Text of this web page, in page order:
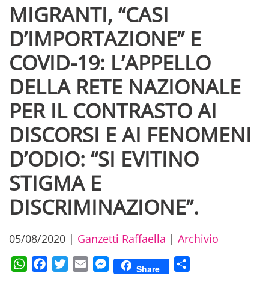
MIGRANTI, “CASI
D’IMPORTAZIONE” E
COVID-19: L’APPELLO
DELLA RETE NAZIONALE
PER IL CONTRASTO AI
DISCORSI E AI FENOMENI
D’ODIO: “SI EVITINO
STIGMA E
DISCRIMINAZIONE”.
05/08/2020 | Ganzetti Raffaella | Archivio
WhatsAppFacebookTwitterEmail Messenger
Share